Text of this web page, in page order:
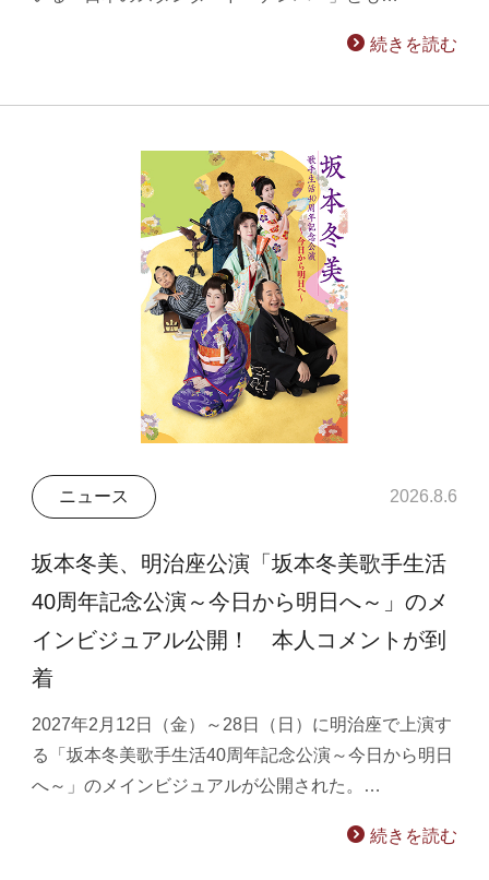
続きを読む
ニュース 2026.8.6
坂本冬美、明治座公演「坂本冬美歌手生活
40周年記念公演～今日から明日へ～」のメ
インビジュアル公開！ 本人コメントが到
着
2027年2月12日（金）～28日（日）に明治座で上演す
る「坂本冬美歌手生活40周年記念公演～今日から明日
へ～」のメインビジュアルが公開された。…
続きを読む